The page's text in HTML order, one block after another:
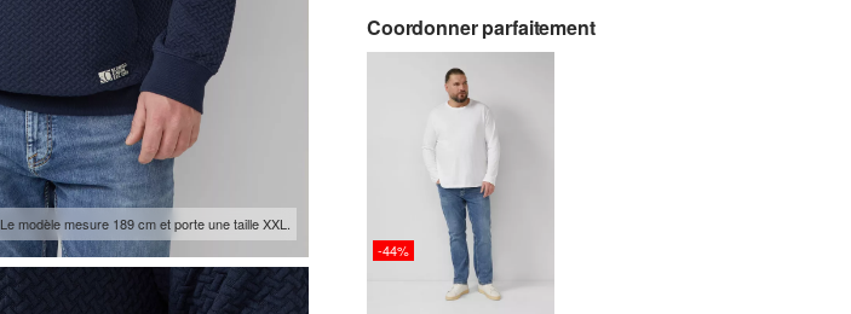
Le modèle mesure 189 cm et porte une taille XXL.
Coordonner parfaitement
-44%